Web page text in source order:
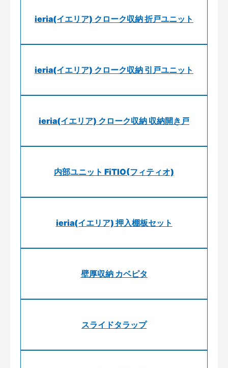
ieria(イエリア) クローク収納 折戸ユニット
ieria(イエリア) クローク収納 引戸ユニット
ieria(イエリア) クローク収納 収納開き戸
内部ユニット FiTIO(フィティオ)
ieria(イエリア) 押入棚板セット
壁厚収納 カベピタ
スライドタラップ